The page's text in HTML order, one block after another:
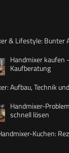
& Lifestyle: Bunter
Handmixer kaufen
Kaufberatung
Aufbau, Technik
Handmixer-
schnell lösen
Kuchen: